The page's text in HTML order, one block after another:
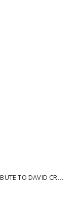
AAVV LONG TIME GONE - A TRIBUTE TO DAVID CROSBY